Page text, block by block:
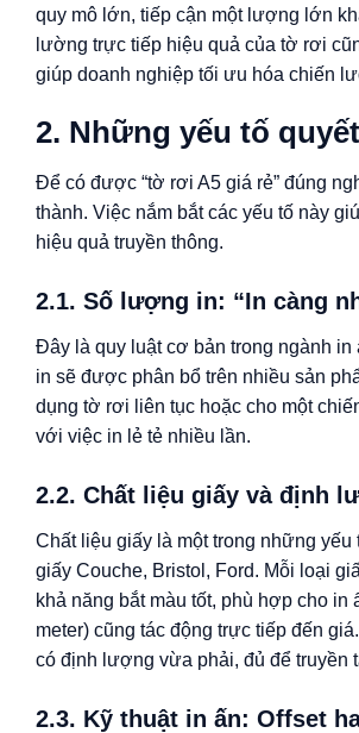
quy mô lớn, tiếp cận một lượng lớn
lường trực tiếp hiệu quả của tờ rơi
giúp doanh nghiệp tối ưu hóa chiến
2. Những yếu tố
Để có được “tờ rơi A5 giá rẻ” đúng
thành. Việc nắm bắt các yếu tố này
hiệu quả truyền thông.
2.1. Số lượng in: “In càng
Đây là quy luật cơ bản trong ngành
in sẽ được phân bổ trên nhiều sản
dụng tờ rơi liên tục hoặc cho một
với việc in lẻ tẻ nhiều lần.
2.2. Chất liệu giấy và định
Chất liệu giấy là một trong những
giấy Couche, Bristol, Ford. Mỗi loại
khả năng bắt màu tốt, phù hợp cho
meter) cũng tác động trực tiếp đến
có định lượng vừa phải, đủ để truyền
2.3. Kỹ thuật in ấn: Offset